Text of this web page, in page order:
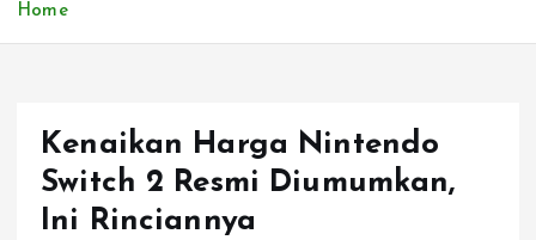
Home
Kenaikan Harga Nintendo
Switch 2 Resmi Diumumkan,
Ini Rinciannya